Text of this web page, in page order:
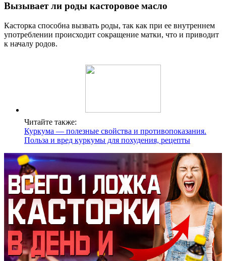
Вызывает ли роды касторовое масло
Касторка способна вызвать роды, так как при ее внутреннем
употреблении происходит сокращение матки, что и приводит
к началу родов.
Читайте также:
Куркума — полезные свойства и противопоказания.
Польза и вред куркумы для похудения, рецепты